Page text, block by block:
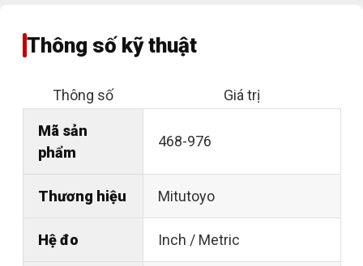
Thông số kỹ thuật
Thông số Giá trị
Mã sản
phẩm
468-976
Thương hiệu Mitutoyo
Hệ đo Inch / Metric